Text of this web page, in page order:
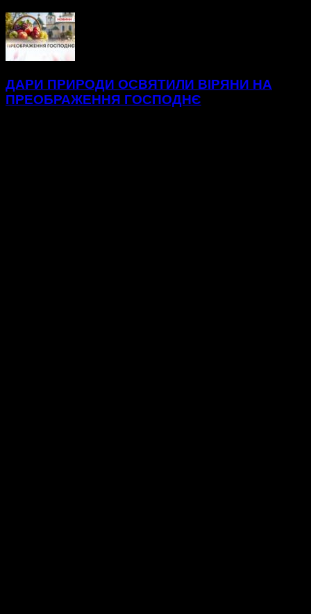
ДАРИ ПРИРОДИ ОСВЯТИЛИ ВІРЯНИ НА
ПРЕОБРАЖЕННЯ ГОСПОДНЄ